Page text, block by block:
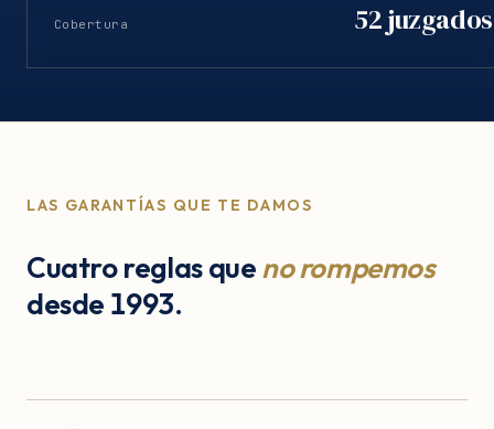
Cobertura 52 juzgados
LAS GARANTÍAS QUE TE DAMOS
Cuatro reglas queno rompemos
desde 1993.